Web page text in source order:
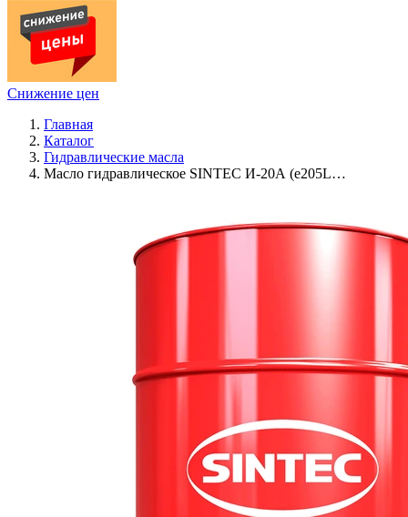
Снижение цен
Главная
Каталог
Гидравлические масла
Масло гидравлическое SINTEC И-20А (e205L…